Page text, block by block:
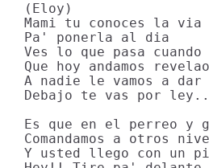
(Eloy)
Mami tu conoces la via
Pa' ponerla al dia
Ves lo que pasa
Que hoy andamos revelao
A nadie le vamos a dar
Debajo te vas por
Es que en el perreo y
Comandamos a otros
Y usted llego con un